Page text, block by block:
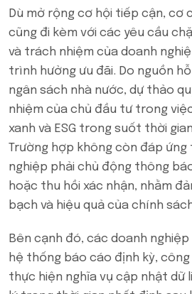
Dù mở rộng cơ hội tiếp cận, cơ
cũng đi kèm với các yêu cầu
và trách nhiệm của doanh
trình hưởng ưu đãi. Do nguồn
ngân sách nhà nước, dự thảo
nhiệm của chủ đầu tư trong
xanh và ESG trong suốt thời
Trường hợp không còn đáp ứng
nghiệp phải chủ động thông
hoặc thu hồi xác nhận, nhằm
bạch và hiệu quả của chính
Bên cạnh đó, các doanh
hệ thống báo cáo định kỳ,
thực hiện nghĩa vụ cập nhật dữ